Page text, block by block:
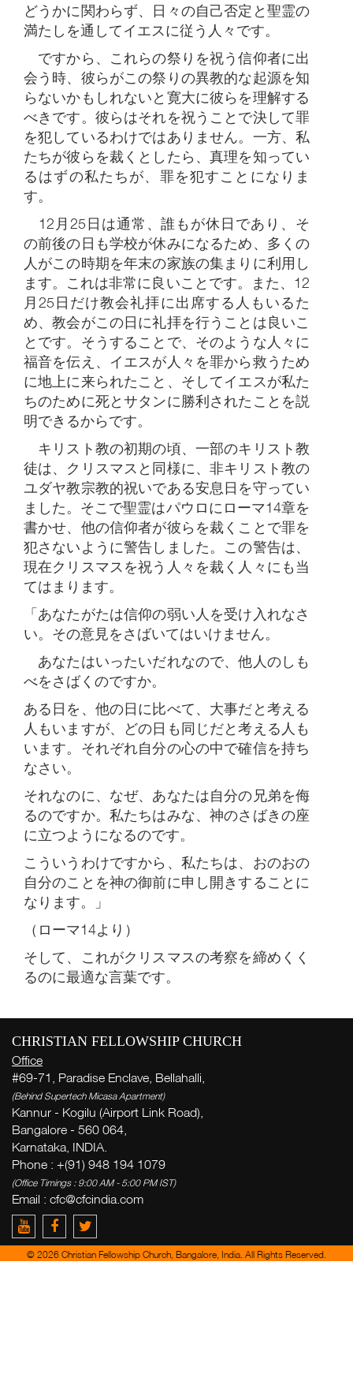
どうかに関わらず、日々の自己否定と聖霊の
満たしを通してイエスに従う人々です。
ですから、これらの祭りを祝う信仰者に出
会う時、彼らがこの祭りの異教的な起源を知
らないかもしれないと寛大に彼らを理解する
べきです。彼らはそれを祝うことで決して罪
を犯しているわけではありません。一方、私
たちが彼らを裁くとしたら、真理を知ってい
るはずの私たちが、罪を犯すことになりま
す。
12月25日は通常、誰もが休日であり、そ
の前後の日も学校が休みになるため、多くの
人がこの時期を年末の家族の集まりに利用し
ます。これは非常に良いことです。また、12
月25日だけ教会礼拝に出席する人もいるた
め、教会がこの日に礼拝を行うことは良いこ
とです。そうすることで、そのような人々に
福音を伝え、イエスが人々を罪から救うため
に地上に来られたこと、そしてイエスが私た
ちのために死とサタンに勝利されたことを説
明できるからです。
キリスト教の初期の頃、一部のキリスト教
徒は、クリスマスと同様に、非キリスト教の
ユダヤ教宗教的祝いである安息日を守ってい
ました。そこで聖霊はパウロにローマ14章を
書かせ、他の信仰者が彼らを裁くことで罪を
犯さないように警告しました。この警告は、
現在クリスマスを祝う人々を裁く人々にも当
てはまります。
「あなたがたは信仰の弱い人を受け入れなさ
い。その意見をさばいてはいけません。
あなたはいったいだれなので、他人のしも
べをさばくのですか。
ある日を、他の日に比べて、大事だと考える
人もいますが、どの日も同じだと考える人も
います。それぞれ自分の心の中で確信を持ち
なさい。
それなのに、なぜ、あなたは自分の兄弟を侮
るのですか。私たちはみな、神のさばきの座
に立つようになるのです。
こういうわけですから、私たちは、おのおの
自分のことを神の御前に申し開きすることに
なります。」
（ローマ14より）
そして、これがクリスマスの考察を締めくく
るのに最適な言葉です。
CHRISTIAN FELLOWSHIP CHURCH
Office
#69-71, Paradise Enclave, Bellahalli,
(Behind Supertech Micasa Apartment)
Kannur - Kogilu (Airport Link Road),
Bangalore - 560 064,
Karnataka, INDIA.
Phone : +(91) 948 194 1079
(Office Timings : 9:00 AM - 5:00 PM IST)
Email : cfc@cfcindia.com
© 2026 Christian Fellowship Church, Bangalore, India. All Rights Reserved.